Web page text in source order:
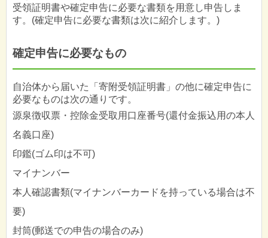
受領証明書や確定申告に必要な書類を用意し申告しま
す。(確定申告に必要な書類は次に紹介します。)
確定申告に必要なもの
自治体から届いた「寄附受領証明書」の他に確定申告に
必要なものは次の通りです。
源泉徴収票・控除金受取用口座番号(還付金振込用の本人
名義口座)
印鑑(ゴム印は不可)
マイナンバー
本人確認書類(マイナンバーカードを持っている場合は不
要)
封筒(郵送での申告の場合のみ)